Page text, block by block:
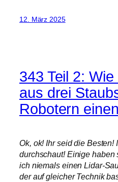
12. März 2025
343 Teil 2:
aus drei
Robotern
Ok, ok! Ihr seid die Besten!
durchschaut! Einige haben
ich niemals einen Lidar-
der auf gleicher Technik